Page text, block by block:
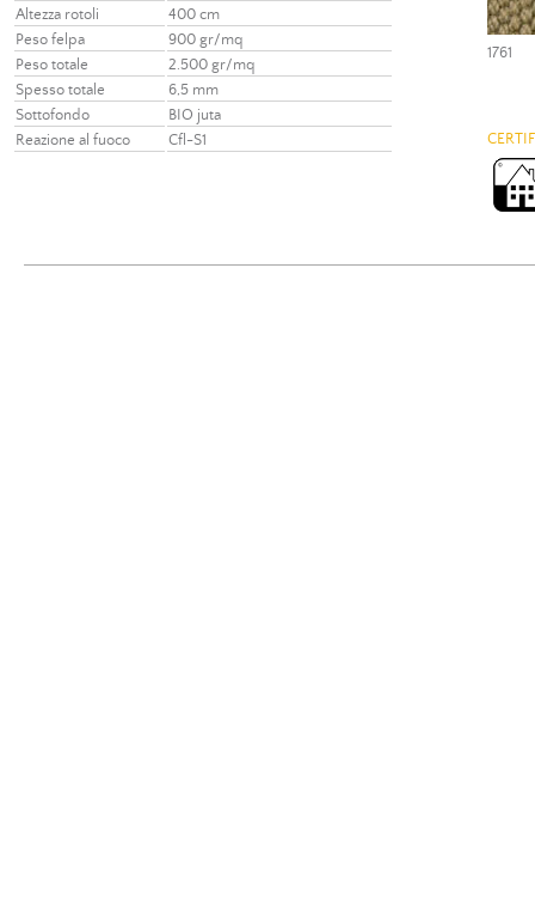
1761
Altezza rotoli
400 cm
Peso felpa
900 gr/mq
Peso totale
2.500 gr/mq
Spesso totale
6,5 mm
Sottofondo
BIO juta
Reazione al fuoco
Cfl-S1